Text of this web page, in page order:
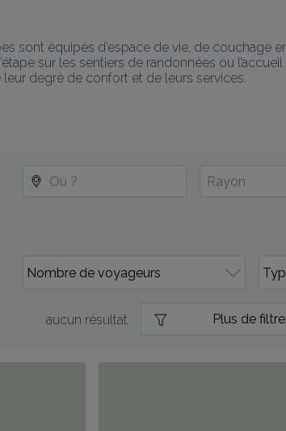
sont équipés d’espace de vie, de couchage
sur les sentiers de randonnées ou
degré de confort et de leurs services.
aucun résultat Plus de